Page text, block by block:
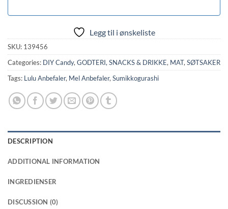
Legg til i ønskeliste
SKU: 139456
Categories: DIY Candy, GODTERI, SNACKS & DRIKKE, MAT, SØTSAKER
Tags: Lulu Anbefaler, Mel Anbefaler, Sumikkogurashi
DESCRIPTION
ADDITIONAL INFORMATION
INGREDIENSER
DISCUSSION (0)